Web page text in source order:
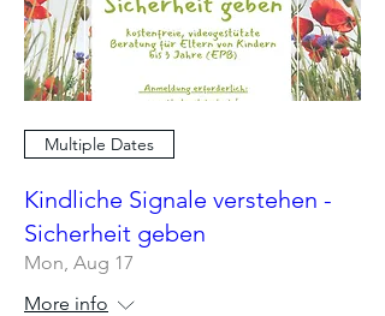
Multiple Dates
Kindliche Signale verstehen -
Sicherheit geben
Mon, Aug 17
More info